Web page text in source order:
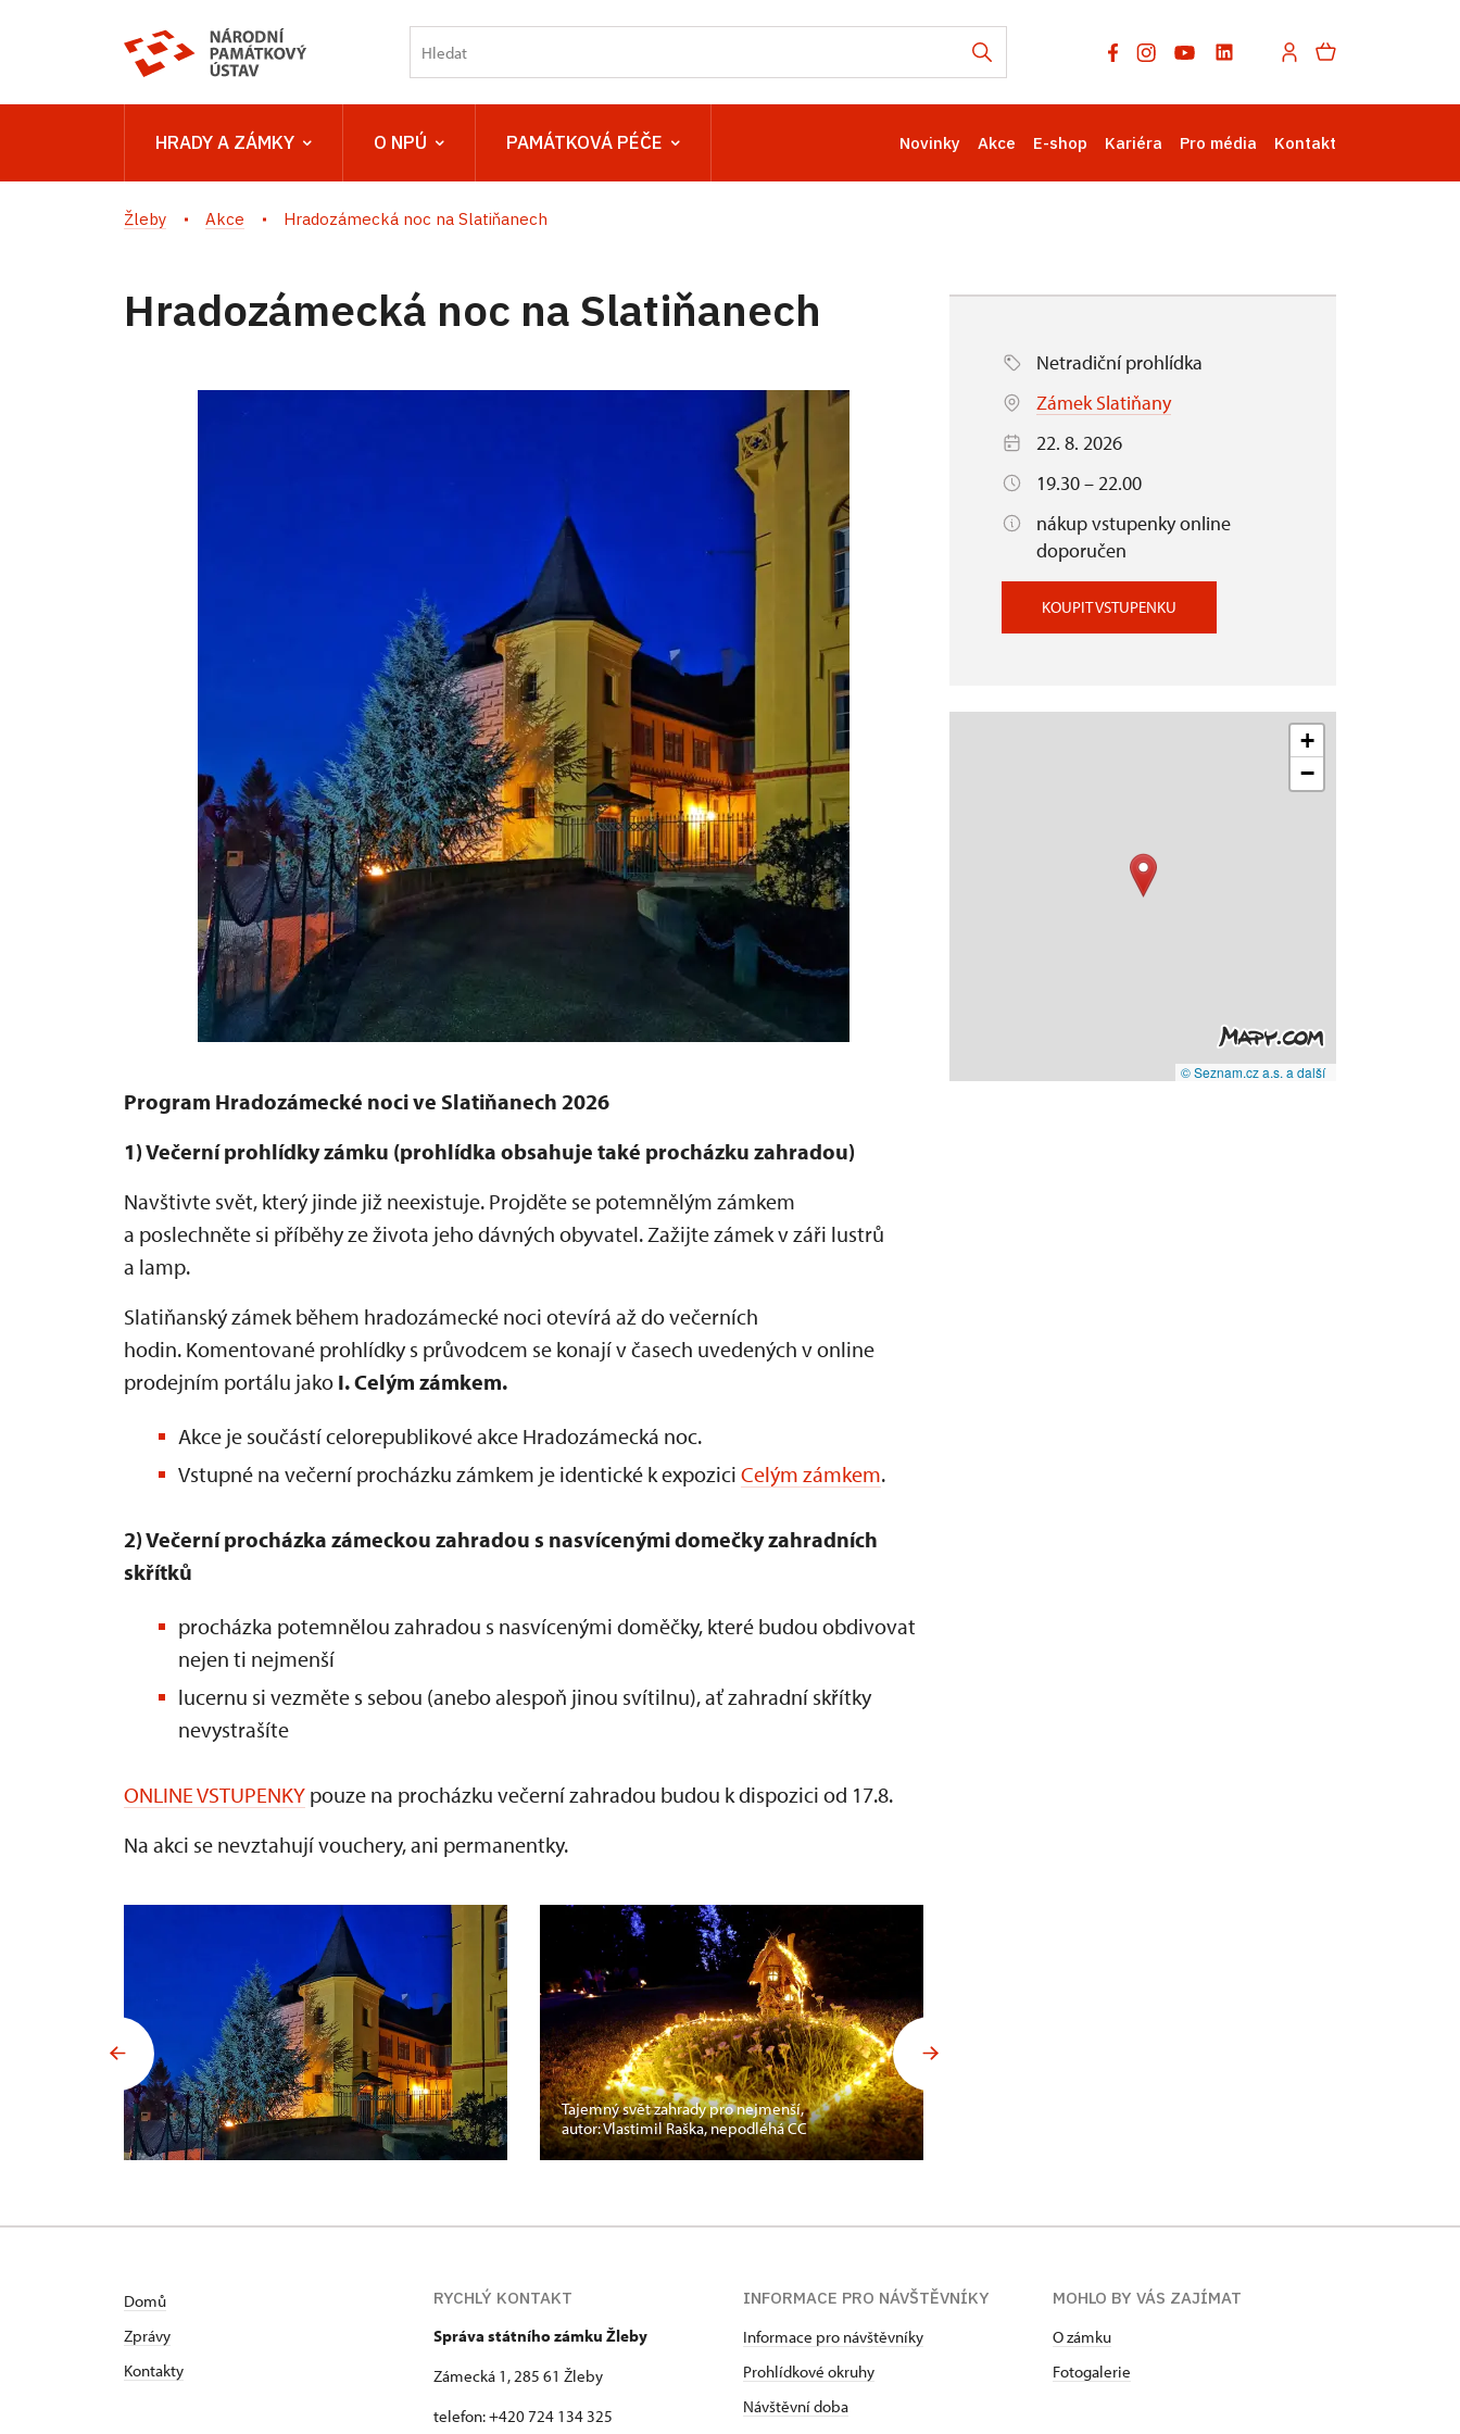
HRADY A ZÁMKY O NPÚ PAMÁTKOVÁ PÉČE Novinky Akce E-shop Kariéra Pro média Kontakt
Žleby Akce Hradozámecká noc na Slatiňanech
Hradozámecká noc na Slatiňanech
Program Hradozámecké noci ve Slatiňanech 2026
1) Večerní prohlídky zámku (prohlídka obsahuje také procházku zahradou)
Navštivte svět, který jinde již neexistuje. Projděte se potemnělým zámkem
a poslechněte si příběhy ze života jeho dávných obyvatel. Zažijte zámek v záři lustrů
a lamp.
Slatiňanský zámek během hradozámecké noci otevírá až do večerních
hodin. Komentované prohlídky s průvodcem se konají v časech uvedených v online
prodejním portálu jako I. Celým zámkem.
Akce je součástí celorepublikové akce Hradozámecká noc.
Vstupné na večerní procházku zámkem je identické k expozici Celým zámkem.
2) Večerní procházka zámeckou zahradou s nasvícenými domečky zahradních
skřítků
procházka potemnělou zahradou s nasvícenými doměčky, které budou obdivovat
nejen ti nejmenší
lucernu si vezměte s sebou (anebo alespoň jinou svítilnu), ať zahradní skřítky
nevystrašíte
ONLINE VSTUPENKY pouze na procházku večerní zahradou budou k dispozici od 17.8.
Na akci se nevztahují vouchery, ani permanentky.
Tajemný svět zahrady pro nejmenší,
autor: Vlastimil Raška, nepodléhá CC
Netradiční prohlídka
Zámek Slatiňany
22. 8. 2026
19.30 – 22.00
nákup vstupenky online
doporučen
KOUPIT VSTUPENKU
+
−
© Seznam.cz a.s. a další
Domů
Zprávy
Kontakty
RYCHLÝ KONTAKT
Správa státního zámku Žleby
Zámecká 1, 285 61 Žleby
telefon: +420 724 134 325
INFORMACE PRO NÁVŠTĚVNÍKY
Informace pro návštěvníky
Prohlídkové okruhy
Návštěvní doba
MOHLO BY VÁS ZAJÍMAT
O zámku
Fotogalerie